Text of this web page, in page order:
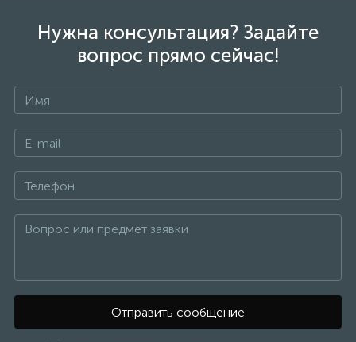
Нужна консультация? Задайте
вопрос прямо сейчас!
Отправить сообщение